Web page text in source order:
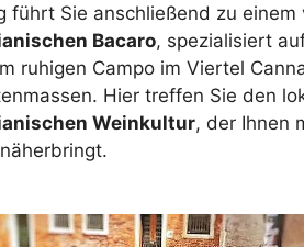
führt Sie anschließend zu
Bacaro, spezialisiert
ruhigen Campo im Viertel
Hier treffen Sie den
Weinkultur, der Ihnen